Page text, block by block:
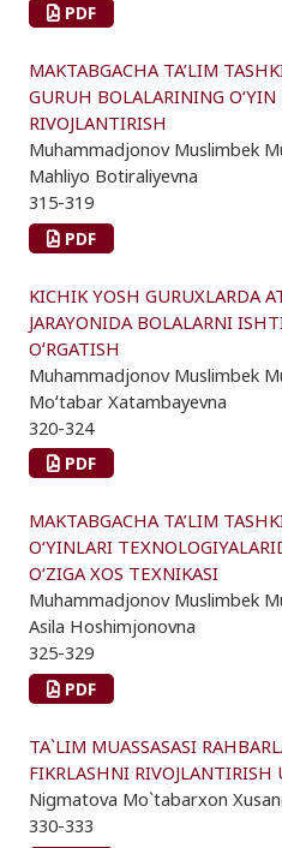
PDF
MAKTABGACHA TA’LIM
GURUH BOLALARINING
RIVOJLANTIRISH
Muhammadjonov Muslimbek
Mahliyo Botiraliyevna
315-319
PDF
KICHIK YOSH GURUXLARDA
JARAYONIDA BOLALARNI
OʻRGATISH
Muhammadjonov Muslimbek
Moʻtabar Xatambayevna
320-324
PDF
MAKTABGACHA TA’LIM
O‘YINLARI
O‘ZIGA XOS TEXNIKASI
Muhammadjonov Muslimbek
Asila Hoshimjonovna
325-329
PDF
TA`LIM MUASSASASI
FIKRLASHNI RIVOJLANTIRISH
Nigmatova Mo`tabarxon
330-333